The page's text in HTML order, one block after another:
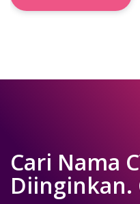
Cari Nama
Diinginkan.